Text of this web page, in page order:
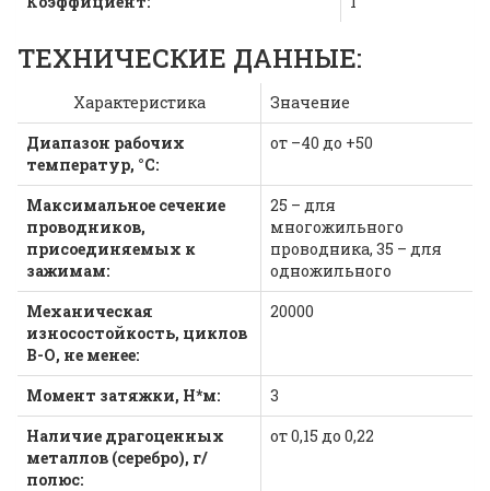
ТЕХНИЧЕСКИЕ ДАННЫЕ:
Характеристика
Значение
Диапазон рабочих
температур, °С:
от –40 до +50
Максимальное сечение
проводников,
присоединяемых к
зажимам:
25 – для
многожильного
проводника, 35 – для
одножильного
Механическая
износостойкость, циклов
В-О, не менее:
20000
Момент затяжки, Н*м:
3
Наличие драгоценных
металлов (серебро), г/
полюс:
от 0,15 до 0,22